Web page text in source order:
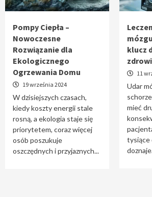
Pompy Ciepła –
Nowoczesne
Rozwiązanie dla
Ekologicznego
Ogrzewania Domu
19 września 2024
W dzisiejszych czasach,
kiedy koszty energii stale
rosną, a ekologia staje się
priorytetem, coraz więcej
osób poszukuje
oszczędnych i przyjaznych...
klucz
11
Udar
mieć
tysiące